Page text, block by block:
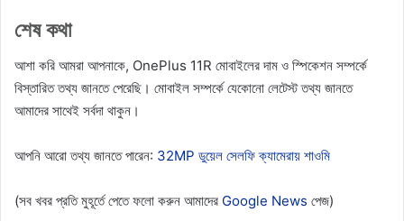
শেষ কথা
আশা করি আমরা আপনাকে, OnePlus 11R মোবাইলের দাম ও স্পিকেশন সম্পর্কে
বিস্তারিত তথ্য জানতে পেরেছি। মোবাইল সম্পর্কে যেকোনো লেটেস্ট তথ্য জানতে
আমাদের সাথেই সর্বদা থাকুন।
আপনি আরো তথ্য জানতে পারেন: 32MP ডুয়েল সেলফি ক্যামেরায় শাওমি
(সব খবর প্রতি মুহূর্তে পেতে ফলো করুন আমাদের Google News পেজ)